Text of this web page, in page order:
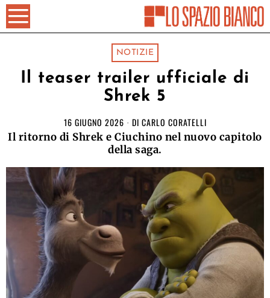
NOTIZIE
Il teaser trailer ufficiale di
Shrek 5
16 GIUGNO 2026 DI CARLO CORATELLI
Il ritorno di Shrek e Ciuchino nel nuovo capitolo
della saga.